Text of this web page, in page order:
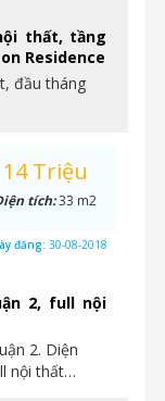
thất, tầng
Residence
đầu tháng
2, full nội
2. Diện
nội thất…
14 Triệu
tích:33 m2
đăng: 30-08-2018